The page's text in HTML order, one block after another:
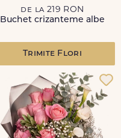
de la 219 RON
Buchet crizanteme albe
Trimite Flori